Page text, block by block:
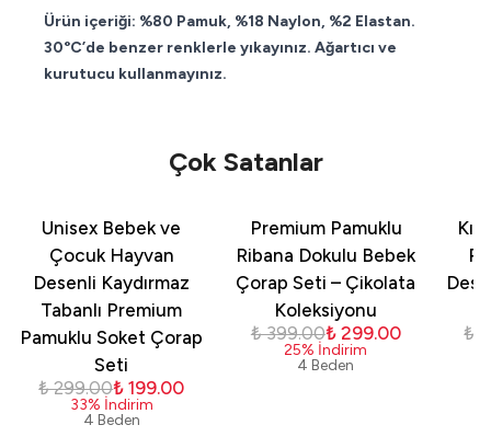
Ürün içeriği: %80 Pamuk, %18 Naylon, %2 Elastan.
30°C’de benzer renklerle yıkayınız. Ağartıcı ve
kurutucu kullanmayınız.
Çok Satanlar
Unisex Bebek ve
Çocuk Hayvan
Desenli Kaydırmaz
Tabanlı Premium
Pamuklu Soket Çorap
Seti
₺ 299.00₺ 199.00
33% İndirim
4 Beden
Premium Pamuklu
Ribana Dokulu Bebek
Çorap Seti – Çikolata
Koleksiyonu
₺ 399.00₺ 299.00
25% İndirim
4 Beden
₺